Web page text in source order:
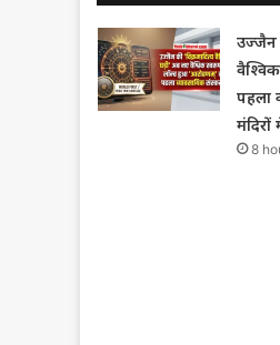
उज्जैन
पहला
मंदिरों
8